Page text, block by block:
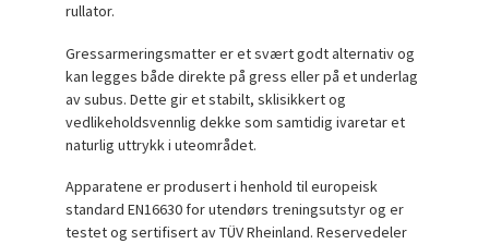
rullator.
Gressarmeringsmatter er et svært godt alternativ og
kan legges både direkte på gress eller på et underlag
av subus. Dette gir et stabilt, sklisikkert og
vedlikeholdsvennlig dekke som samtidig ivaretar et
naturlig uttrykk i uteområdet.
Apparatene er produsert i henhold til europeisk
standard EN16630 for utendørs treningsutstyr og er
testet og sertifisert av TÜV Rheinland. Reservedeler